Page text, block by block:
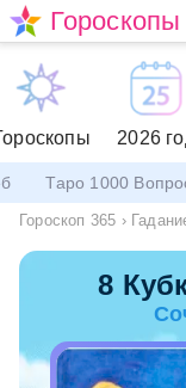
2026
Таро 1000
Гороскоп 365 ›
8